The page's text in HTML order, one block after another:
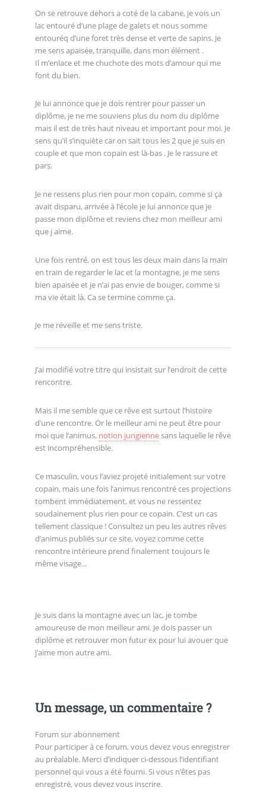
On se retrouve dehors a coté de la cabane, je vois un
lac entouré d’une plage de galets et nous somme
entouréq d’une foret très dense et verte de sapins. Je
me sens apaisée, tranquille, dans mon élément .
Il m’enlace et me chuchote des mots d’amour qui me
font du bien.
Je lui annonce que je dois rentrer pour passer un
diplôme, je ne me souviens plus du nom du diplôme
mais il est de très haut niveau et important pour moi. Je
sens qu’il s’inquiète car on sait tous les 2 que je suis en
couple et que mon copain est là-bas . Je le rassure et
pars.
Je ne ressens plus rien pour mon copain, comme si ça
avait disparu, arrivée à l’école je lui annonce que je
passe mon diplôme et reviens chez mon meilleur ami
que j aime.
Une fois rentré, on est tous les deux main dans la main
en train de regarder le lac et la montagne, je me sens
bien apaisée et je n’ai pas envie de bouger, comme si
ma vie était là. Ca se termine comme ça.
Je me réveille et me sens triste.
J’ai modifié votre titre qui insistait sur l’endroit de cette
rencontre.
Mais il me semble que ce rêve est surtout l’histoire
d’une rencontre. Or le meilleur ami ne peut être pour
moi que l’animus, notion jungiennesans laquelle le rêve
est incompréhensible.
Ce masculin, vous l’aviez projeté initialement sur votre
copain, mais une fois l’animus rencontré ces projections
tombent immédiatement, et vous ne ressentez
soudainement plus rien pour ce copain. C’est un cas
tellement classique ! Consultez un peu les autres rêves
d’animus publiés sur ce site, voyez comme cette
rencontre intérieure prend finalement toujours le
même visage...
Je suis dans la montagne avec un lac, je tombe
amoureuse de mon meilleur ami. Je dois passer un
diplôme et retrouver mon futur ex pour lui avouer que
j’aime mon autre ami.
Un message, un commentaire ?
Forum sur abonnement
Pour participer à ce forum, vous devez vous enregistrer
au préalable. Merci d’indiquer ci-dessous l’identifiant
personnel qui vous a été fourni. Si vous n’êtes pas
enregistré, vous devez vous inscrire.